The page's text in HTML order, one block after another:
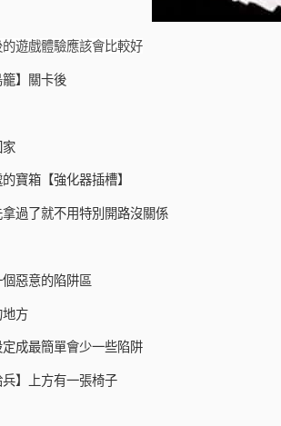
遊戲體驗應該會比較好
】關卡後
家
寶箱【強化器插槽】
過了就不用特別開路沒關係
惡意的陷阱區
方
成最簡單會少一些陷阱
】上方有一張椅子